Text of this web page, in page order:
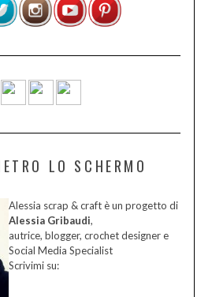
LO SCHERMO
Alessia scrap & craft è un progetto di
Alessia Gribaudi,
autrice, blogger, crochet designer e
Social Media Specialist
Scrivimi su: